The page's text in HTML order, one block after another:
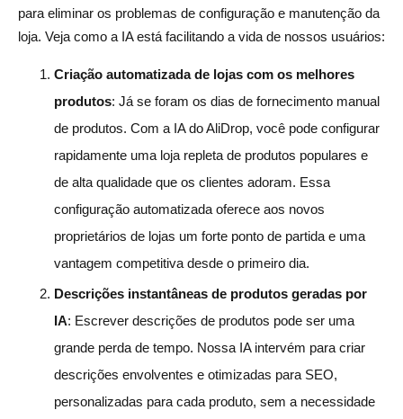
para eliminar os problemas de configuração e manutenção da
loja. Veja como a IA está facilitando a vida de nossos usuários:
Criação automatizada de lojas com os melhores
produtos: Já se foram os dias de fornecimento manual
de produtos. Com a IA do AliDrop, você pode configurar
rapidamente uma loja repleta de produtos populares e
de alta qualidade que os clientes adoram. Essa
configuração automatizada oferece aos novos
proprietários de lojas um forte ponto de partida e uma
vantagem competitiva desde o primeiro dia.
Descrições instantâneas de produtos geradas por
IA: Escrever descrições de produtos pode ser uma
grande perda de tempo. Nossa IA intervém para criar
descrições envolventes e otimizadas para SEO,
personalizadas para cada produto, sem a necessidade